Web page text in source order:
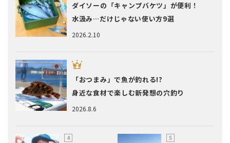
2026.2.10
ダイソーの「キャンプバケツ」が便利！
水汲み…だけじゃない使い方9選
2026.8.6
「おつまみ」で魚が釣れる!?
身近な食材で楽しむ新発想の穴釣り